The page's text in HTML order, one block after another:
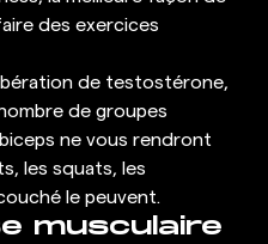
des exercices
de testostérone,
de groupes
ne vous rendront
les squats, les
le peuvent.
musculaire